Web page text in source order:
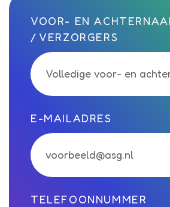
Call me back by fax
VOOR- EN
/ VERZORGERS
E-MAILADRES
TELEFOONNUMMER